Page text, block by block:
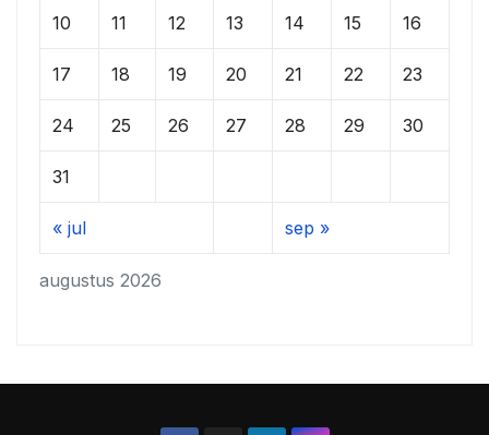
augustus 2026
10 11 12 13 14 15 16
17 18 19 20 21 22 23
24 25 26 27 28 29 30
31
« jul sep »